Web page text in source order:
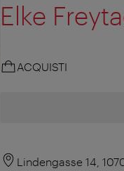
Elke
ACQUISTI
Lindengasse 14,